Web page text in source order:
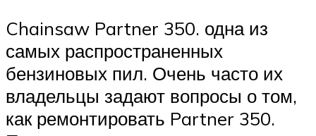
Chainsaw Partner 350. одна из
самых распространенных
бензиновых пил. Очень часто их
владельцы задают вопросы о том,
как ремонтировать Partner 350.